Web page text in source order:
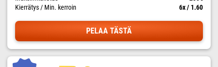
Kierrätys / Min. kerroin
6x / 1.60
PELAA TÄSTÄ